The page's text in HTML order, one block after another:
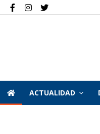
ACTUALIDAD